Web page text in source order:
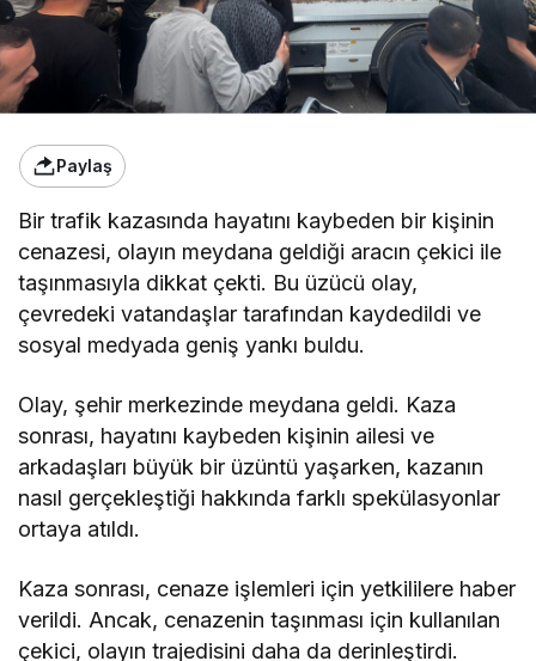
Paylaş
Bir trafik kazasında hayatını kaybeden bir kişinin
cenazesi, olayın meydana geldiği aracın çekici ile
taşınmasıyla dikkat çekti. Bu üzücü olay,
çevredeki vatandaşlar tarafından kaydedildi ve
sosyal medyada geniş yankı buldu.
Olay, şehir merkezinde meydana geldi. Kaza
sonrası, hayatını kaybeden kişinin ailesi ve
arkadaşları büyük bir üzüntü yaşarken, kazanın
nasıl gerçekleştiği hakkında farklı spekülasyonlar
ortaya atıldı.
Kaza sonrası, cenaze işlemleri için yetkililere haber
verildi. Ancak, cenazenin taşınması için kullanılan
çekici, olayın trajedisini daha da derinleştirdi.